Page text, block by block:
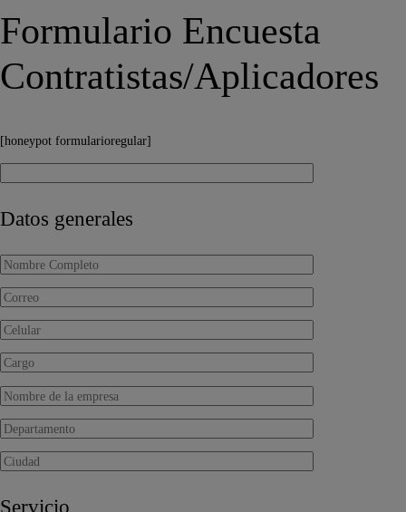
Formulario Encuesta
Contratistas/Aplicadores
[honeypot formularioregular]
Datos generales
Servicio